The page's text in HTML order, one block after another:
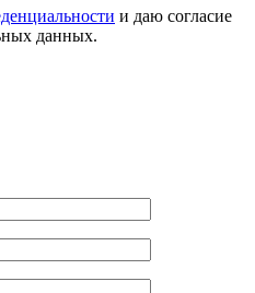
и даю согласие
данных.